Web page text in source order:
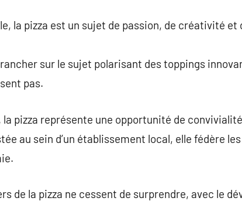
la pizza est un sujet de passion, de créativité et
sur le sujet polarisant des toppings
pas.
pizza représente une opportunité de
au sein d’un établissement local, elle fédère
de la pizza ne cessent de surprendre, avec le